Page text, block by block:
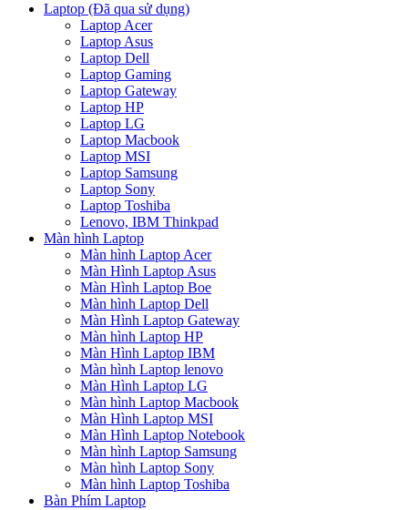
Laptop (Đã qua sử dụng)
Laptop Acer
Laptop Asus
Laptop Dell
Laptop Gaming
Laptop Gateway
Laptop HP
Laptop LG
Laptop Macbook
Laptop MSI
Laptop Samsung
Laptop Sony
Laptop Toshiba
Lenovo, IBM Thinkpad
Màn hình Laptop
Màn hình Laptop Acer
Màn Hình Laptop Asus
Màn Hình Laptop Boe
Màn hình Laptop Dell
Màn Hình Laptop Gateway
Màn hình Laptop HP
Màn Hình Laptop IBM
Màn hình Laptop lenovo
Màn Hình Laptop LG
Màn hình Laptop Macbook
Màn Hình Laptop MSI
Màn Hình Laptop Notebook
Màn hình Laptop Samsung
Màn hình Laptop Sony
Màn hình Laptop Toshiba
Bàn Phím Laptop